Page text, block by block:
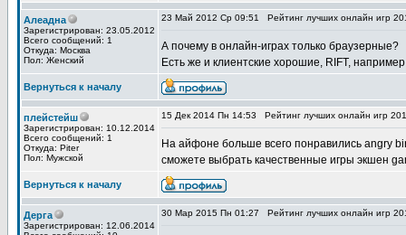
Алеадна
Зарегистрирован: 23.05.2012
Всего сообщений: 1
Откуда: Москва
Пол: Женский
23 Май 2012 Ср 09:51 Рейтинг лучших онлайн игр
А почему в онлайн-играх только браузерные?
Есть же и клиентские хорошие, RIFT,
Вернуться к началу
плейстейш
Зарегистрирован: 10.12.2014
Всего сообщений: 1
Откуда: Piter
Пол: Мужской
15 Дек 2014 Пн 14:53 Рейтинг лучших онлайн игр
На айфоне больше всего понравились angry
сможете выбрать качественные игры экшен
Вернуться к началу
Дерга
Зарегистрирован: 12.06.2014
30 Мар 2015 Пн 01:27 Рейтинг лучших онлайн игр